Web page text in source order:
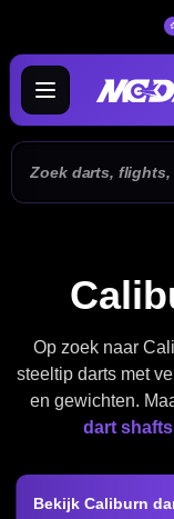
Op zoek naar
steeltip darts met
en gewichten.
dart shafts
Bekijk Caliburn